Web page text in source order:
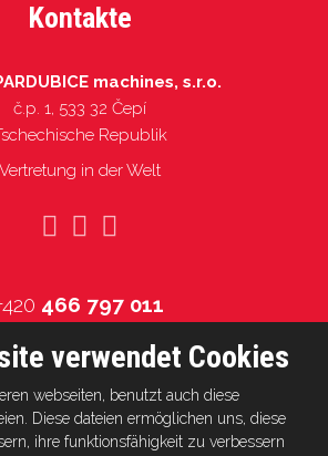
Kontakte
machines, s.r.o.
č.p. 1, 533 32 Čepí
Republik
Vertretung in der Welt
466 797 011
verwendet Cookies
webseiten, benutzt auch diese
Diese dateien ermöglichen uns, diese
ihre funktionsfähigkeit zu verbessern